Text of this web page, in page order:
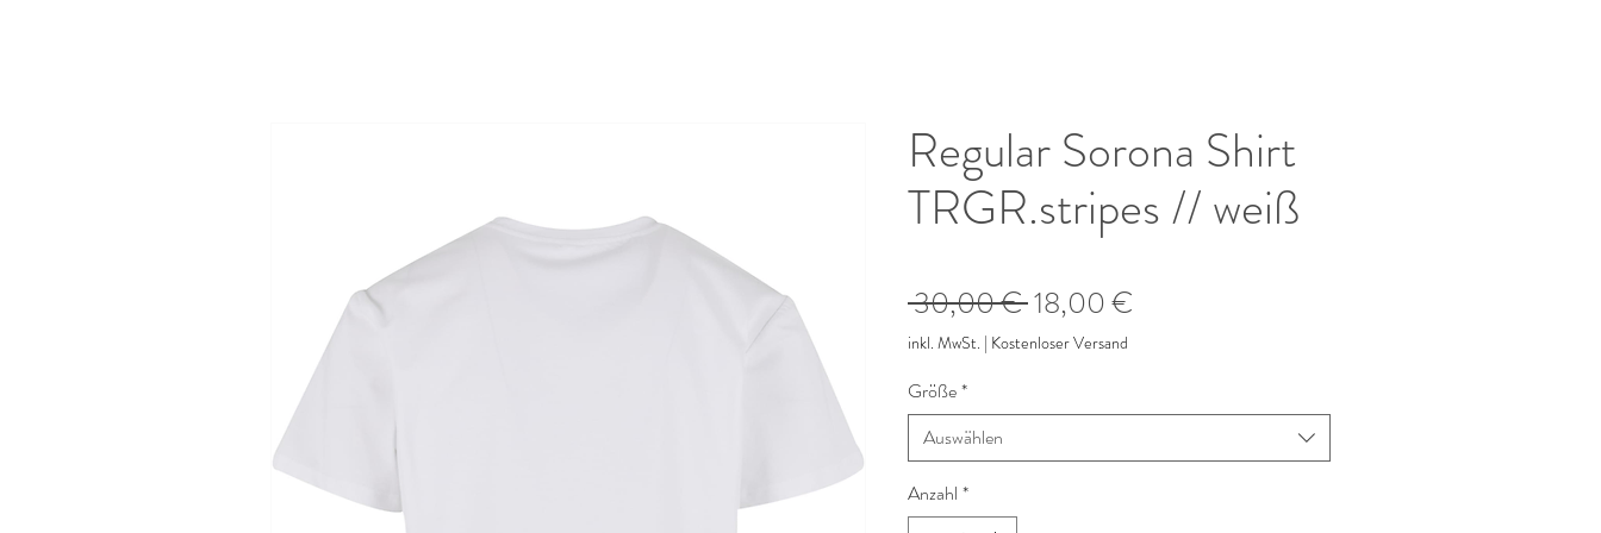
Regular Sorona Shirt
TRGR.stripes // weiß
30,00 € Standardpreis
18,00 €
inkl. MwSt. | Kostenloser Versand
Größe*
Auswählen
Anzahl *